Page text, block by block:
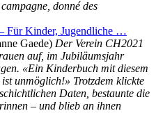
donné des
Für Kinder, Jugendliche …
Gaede) Der Verein CH2021
auf, im Jubiläumsjahr
«Ein Kinderbuch mit diesem
unmöglich!» Trotzdem klickte
Daten, bestaunte die
– und blieb an ihnen